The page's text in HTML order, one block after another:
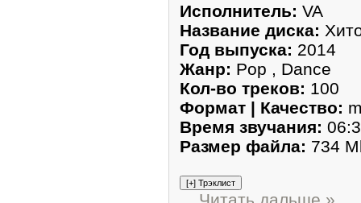
Исполнитель: VA
Название диска:
Год выпуска: 2014
Жанр: Pop , Dance
Кол-во треков: 100
Формат | Качество:
Время звучания:
Размер файла: 734
... Читать дальше »